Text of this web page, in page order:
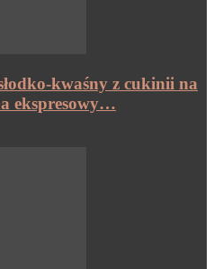
kwaśny z cukinii na
ekspresowy…